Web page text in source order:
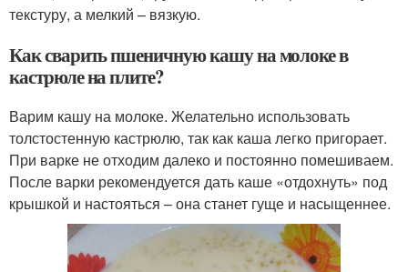
текстуру, а мелкий – вязкую.
Как сварить пшеничную кашу на молоке в
кастрюле на плите?
Варим кашу на молоке. Желательно использовать
толстостенную кастрюлю, так как каша легко пригорает.
При варке не отходим далеко и постоянно помешиваем.
После варки рекомендуется дать каше «отдохнуть» под
крышкой и настояться – она станет гуще и насыщеннее.